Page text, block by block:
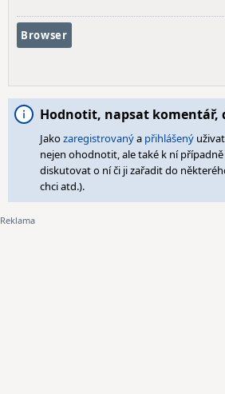
Browser
Hodnotit, napsat
Jakozaregistrovanýa přihlášený
nejen ohodnotit, ale také k ní
diskutovat o ní či ji zařadit do
chci atd.).